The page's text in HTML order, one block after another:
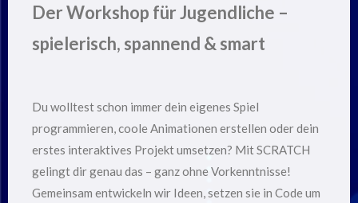
Der Workshop für Jugendliche –
spielerisch, spannend & smart
Du wolltest schon immer dein eigenes Spiel
programmieren, coole Animationen erstellen oder dein
erstes interaktives Projekt umsetzen? Mit SCRATCH
gelingt dir genau das – ganz ohne Vorkenntnisse!
Gemeinsam entwickeln wir Ideen, setzen sie in Code um